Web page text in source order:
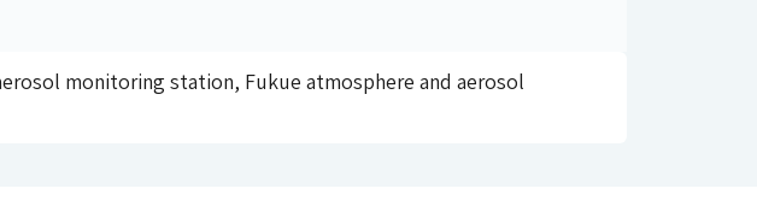
monitoring station, Fukue atmosphere and aerosol